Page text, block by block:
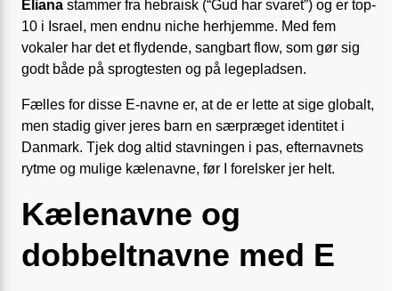
Eliana stammer fra hebraisk (“Gud har svaret”) og er top-
10 i Israel, men endnu niche herhjemme. Med fem
vokaler har det et flydende, sangbart flow, som gør sig
godt både på sprogtesten og på legepladsen.
Fælles for disse E-navne er, at de er lette at sige globalt,
men stadig giver jeres barn en særpræget identitet i
Danmark. Tjek dog altid stavningen i pas, efternavnets
rytme og mulige kælenavne, før I forelsker jer helt.
Kælenavne og
dobbeltnavne med E